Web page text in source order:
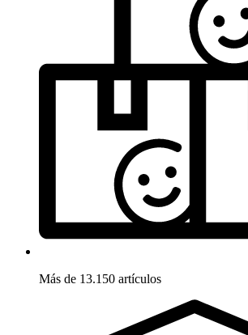
Más de 13.150 artículos